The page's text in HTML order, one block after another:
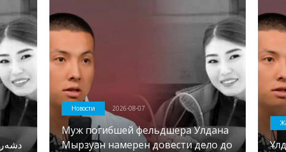
Новости 2026-08-07
Муж погибшей фельдшера Улдана
Мырзуан намерен довести дело до